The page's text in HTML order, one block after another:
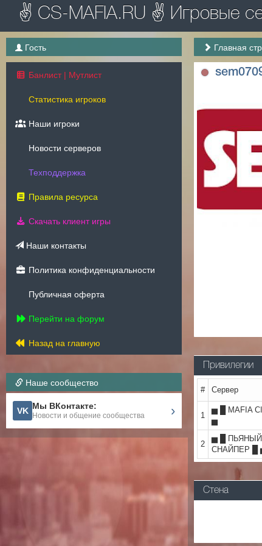
✌ CS-MAFIA.RU ✌ Игровые
Гость
Банлист | Мутлист
Статистика игроков
Наши игроки
Новости серверов
Техподдержка
Правила ресурса
Скачать клиент игры
Наши контакты
Политика конфиденциальности
Публичная оферта
Перейти на форум
Назад на главную
Наше сообщество
VK Мы ВКонтакте:
Новости и общение сообщества ›
Главная
Привилегии
# Сервер
1
▅ █ MAFIA
▅
2
▅ █ ПЬЯНЫЙ
СНАЙПЕР █
Стена